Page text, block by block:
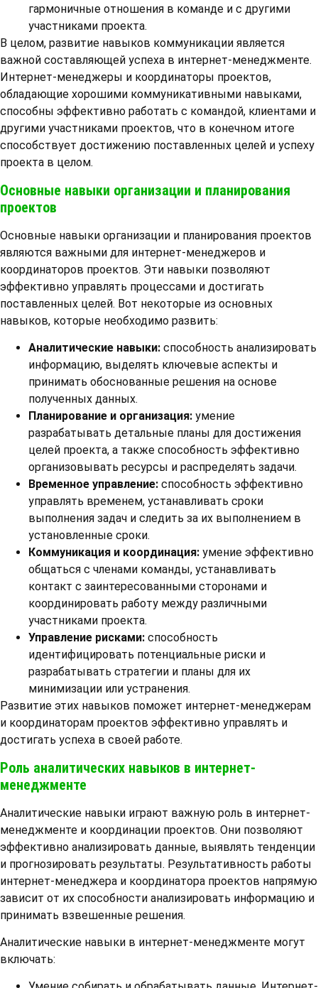
гармоничные отношения в команде и с другими
участниками проекта.
В целом, развитие навыков коммуникации является
важной составляющей успеха в интернет-менеджменте.
Интернет-менеджеры и координаторы проектов,
обладающие хорошими коммуникативными навыками,
способны эффективно работать с командой, клиентами и
другими участниками проектов, что в конечном итоге
способствует достижению поставленных целей и успеху
проекта в целом.
Основные навыки организации и планирования
проектов
Основные навыки организации и планирования проектов
являются важными для интернет-менеджеров и
координаторов проектов. Эти навыки позволяют
эффективно управлять процессами и достигать
поставленных целей. Вот некоторые из основных
навыков, которые необходимо развить:
Аналитические навыки: способность анализировать
информацию, выделять ключевые аспекты и
принимать обоснованные решения на основе
полученных данных.
Планирование и организация: умение
разрабатывать детальные планы для достижения
целей проекта, а также способность эффективно
организовывать ресурсы и распределять задачи.
Временное управление: способность эффективно
управлять временем, устанавливать сроки
выполнения задач и следить за их выполнением в
установленные сроки.
Коммуникация и координация: умение эффективно
общаться с членами команды, устанавливать
контакт с заинтересованными сторонами и
координировать работу между различными
участниками проекта.
Управление рисками: способность
идентифицировать потенциальные риски и
разрабатывать стратегии и планы для их
минимизации или устранения.
Развитие этих навыков поможет интернет-менеджерам
и координаторам проектов эффективно управлять и
достигать успеха в своей работе.
Роль аналитических навыков в интернет-
менеджменте
Аналитические навыки играют важную роль в интернет-
менеджменте и координации проектов. Они позволяют
эффективно анализировать данные, выявлять тенденции
и прогнозировать результаты. Результативность работы
интернет-менеджера и координатора проектов напрямую
зависит от их способности анализировать информацию и
принимать взвешенные решения.
Аналитические навыки в интернет-менеджменте могут
включать: